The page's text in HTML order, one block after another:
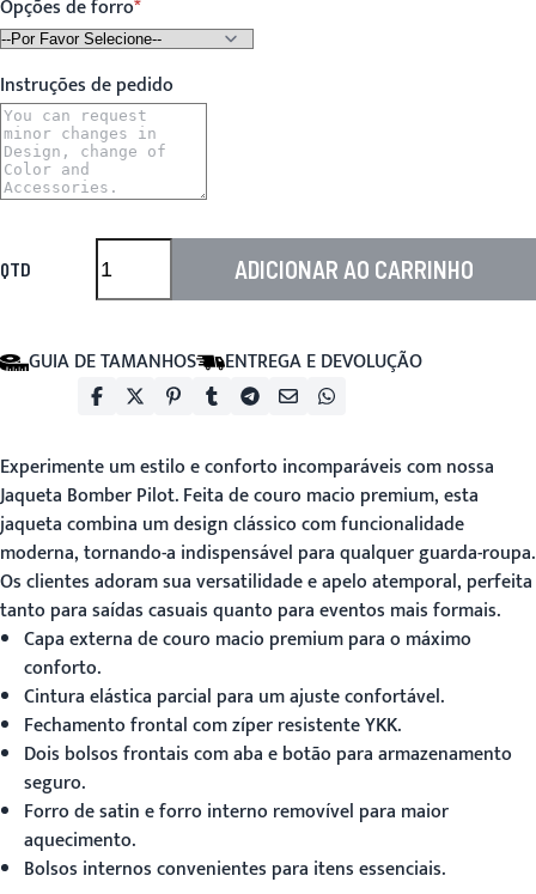
Opções de forro
Instruções de pedido
QTD ADICIONAR AO CARRINHO
GUIA DE TAMANHOS ENTREGA E DEVOLUÇÃO
Experimente um estilo e conforto incomparáveis com nossa
Jaqueta Bomber Pilot. Feita de couro macio premium, esta
jaqueta combina um design clássico com funcionalidade
moderna, tornando-a indispensável para qualquer guarda-roupa.
Os clientes adoram sua versatilidade e apelo atemporal, perfeita
tanto para saídas casuais quanto para eventos mais formais.
Capa externa de couro macio premium para o máximo
conforto.
Cintura elástica parcial para um ajuste confortável.
Fechamento frontal com zíper resistente YKK.
Dois bolsos frontais com aba e botão para armazenamento
seguro.
Forro de satin e forro interno removível para maior
aquecimento.
Bolsos internos convenientes para itens essenciais.